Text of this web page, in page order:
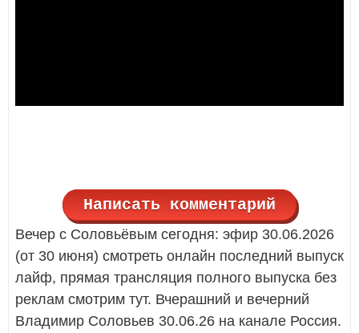
Написать комментарий
Вечер с Соловьёвым сегодня: эфир 30.06.2026
(от 30 июня) смотреть онлайн последний выпуск
лайф, прямая трансляция полного выпуска без
реклам смотрим тут. Вчерашний и вечерний
Владимир Соловьев 30.06.26 на канале Россия.